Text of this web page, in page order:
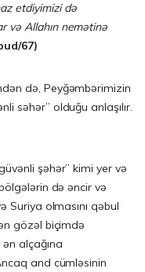
etdiyimizi də
və Allahın nemətinə
/67)
də, Peyğəmbərimizin
səhər” olduğu anlaşılır.
şəhər” kimi yer və
də əncir və
Suriya olmasını qəbul
gözəl biçimdə
alçağına
and cümləsinin